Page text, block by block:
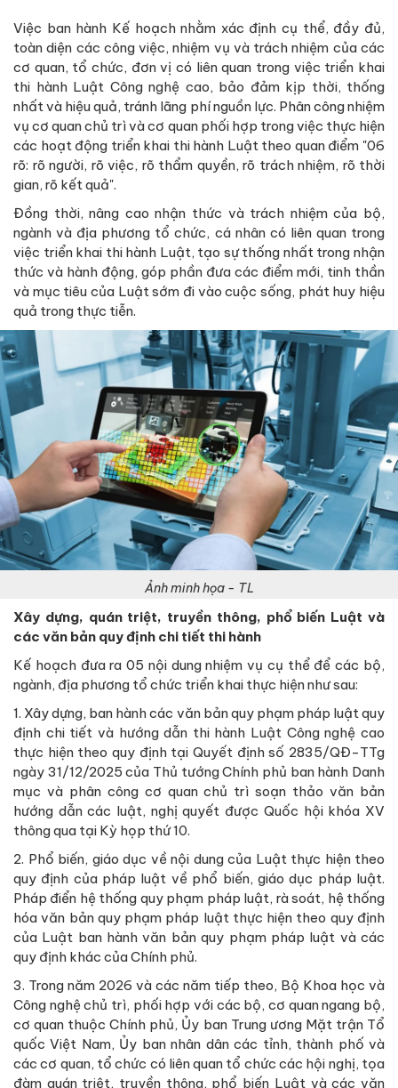
Việc ban hành Kế hoạch nhằm xác định cụ thể, đầy đủ,
toàn diện các công việc, nhiệm vụ và trách nhiệm của các
cơ quan, tổ chức, đơn vị có liên quan trong việc triển khai
thi hành Luật Công nghệ cao, bảo đảm kịp thời, thống
nhất và hiệu quả, tránh lãng phí nguồn lực. Phân công nhiệm
vụ cơ quan chủ trì và cơ quan phối hợp trong việc thực hiện
các hoạt động triển khai thi hành Luật theo quan điểm "06
rõ: rõ người, rõ việc, rõ thẩm quyền, rõ trách nhiệm, rõ thời
gian, rõ kết quả".
Đồng thời, nâng cao nhận thức và trách nhiệm của bộ,
ngành và địa phương tổ chức, cá nhân có liên quan trong
việc triển khai thi hành Luật, tạo sự thống nhất trong nhận
thức và hành động, góp phần đưa các điểm mới, tinh thần
và mục tiêu của Luật sớm đi vào cuộc sống, phát huy hiệu
quả trong thực tiễn.
Ảnh minh họa - TL
Xây dựng, quán triệt, truyền thông, phổ biến Luật và
các văn bản quy định chi tiết thi hành
Kế hoạch đưa ra 05 nội dung nhiệm vụ cụ thể để các bộ,
ngành, địa phương tổ chức triển khai thực hiện như sau:
1. Xây dựng, ban hành các văn bản quy phạm pháp luật quy
định chi tiết và hướng dẫn thi hành Luật Công nghệ cao
thực hiện theo quy định tại Quyết định số 2835/QĐ-TTg
ngày 31/12/2025 của Thủ tướng Chính phủ ban hành Danh
mục và phân công cơ quan chủ trì soạn thảo văn bản
hướng dẫn các luật, nghị quyết được Quốc hội khóa XV
thông qua tại Kỳ họp thứ 10.
2. Phổ biến, giáo dục về nội dung của Luật thực hiện theo
quy định của pháp luật về phổ biến, giáo dục pháp luật.
Pháp điển hệ thống quy phạm pháp luật, rà soát, hệ thống
hóa văn bản quy phạm pháp luật thực hiện theo quy định
của Luật ban hành văn bản quy phạm pháp luật và các
quy định khác của Chính phủ.
3. Trong năm 2026 và các năm tiếp theo, Bộ Khoa học và
Công nghệ chủ trì, phối hợp với các bộ, cơ quan ngang bộ,
cơ quan thuộc Chính phủ, Ủy ban Trung ương Mặt trận Tổ
quốc Việt Nam, Ủy ban nhân dân các tỉnh, thành phố và
các cơ quan, tổ chức có liên quan tổ chức các hội nghị, tọa
đàm quán triệt, truyền thông, phổ biến Luật và các văn